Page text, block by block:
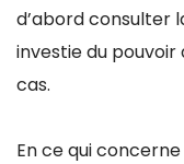
d’abord consulter
investie du
cas.
En ce qui